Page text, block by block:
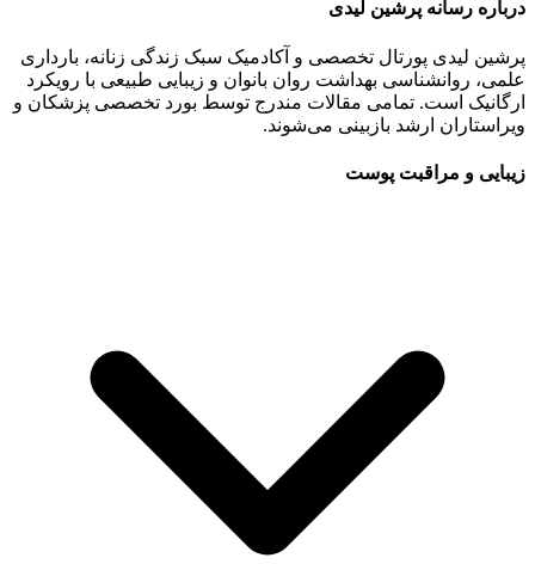
درباره رسانه پرشین لیدی
پرشین لیدی پورتال تخصصی و آکادمیک سبک زندگی زنانه، بارداری
علمی، روانشناسی بهداشت روان بانوان و زیبایی طبیعی با رویکرد
ارگانیک است. تمامی مقالات مندرج توسط بورد تخصصی پزشکان و
ویراستاران ارشد بازبینی می‌شوند.
زیبایی و مراقبت پوست